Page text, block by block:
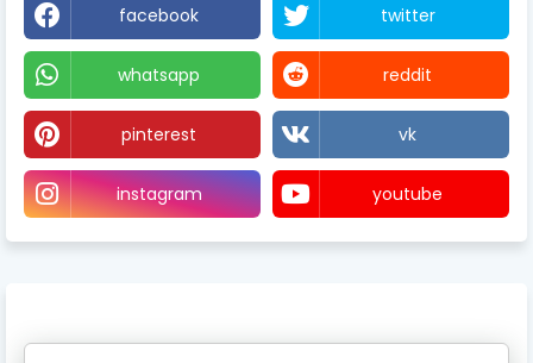
facebook twitter
whatsapp reddit
pinterest vk
instagram youtube